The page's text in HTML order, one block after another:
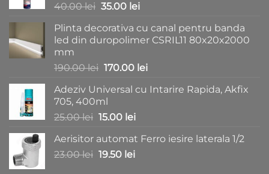
40.00lei Prețul
a
fost:
35.00 leiPrețul
este:
35.00 lei.
Plinta decorativa cu canal pentru banda
led din duropolimer CSRIL11 80x20x2000
mm
190.00lei Prețul
a
fost:
190.00 lei.
170.00 leiPrețul
este:
Adeziv Universal cu Intarire Rapida, Akfix
705, 400ml
25.00lei Prețul
a
fost:
15.00 leiPrețul
este:
15.00 lei.
Aerisitor automat Ferro iesire laterala 1/2
23.00lei Prețul
19.50 leiPrețul